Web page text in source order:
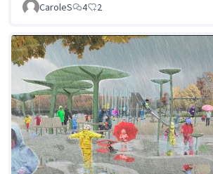
CaroleS 4 2